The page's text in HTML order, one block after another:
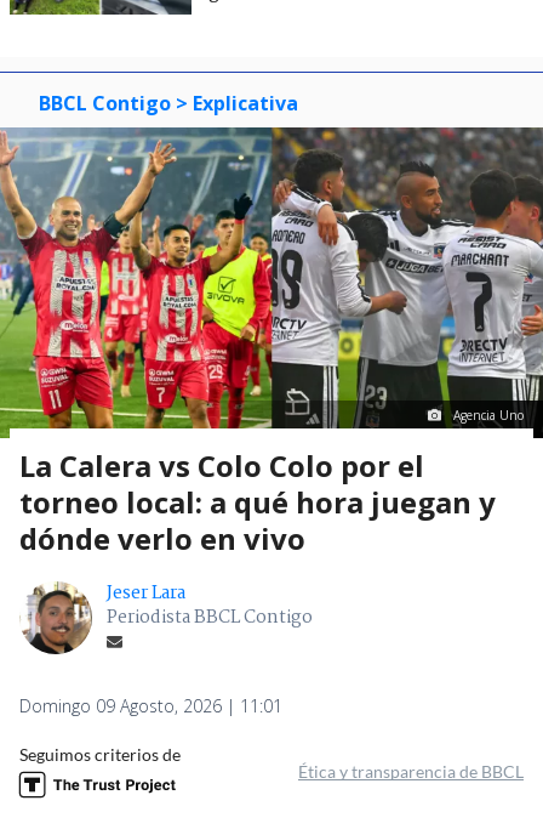
BBCL Contigo > Explicativa
Agencia Uno
La Calera vs Colo Colo por el
torneo local: a qué hora juegan y
dónde verlo en vivo
Jeser Lara
Periodista BBCL Contigo
Domingo 09 Agosto, 2026 | 11:01
Seguimos criterios de
Ética y transparencia de BBCL